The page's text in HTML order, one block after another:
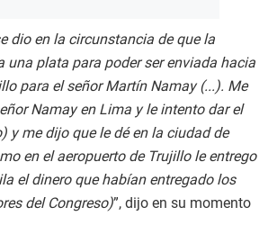
dio en la circunstancia de que la
una plata para poder ser enviada hacia
para el señor Martín Namay (...). Me
Namay en Lima y le intento dar el
y me dijo que le dé en la ciudad de
en el aeropuerto de Trujillo le entrego
el dinero que habían entregado los
del Congreso)”, dijo en su momento